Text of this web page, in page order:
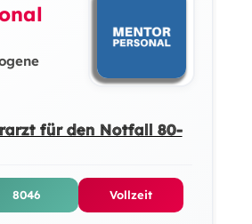
für den Notfall 80-
8046 Vollzeit